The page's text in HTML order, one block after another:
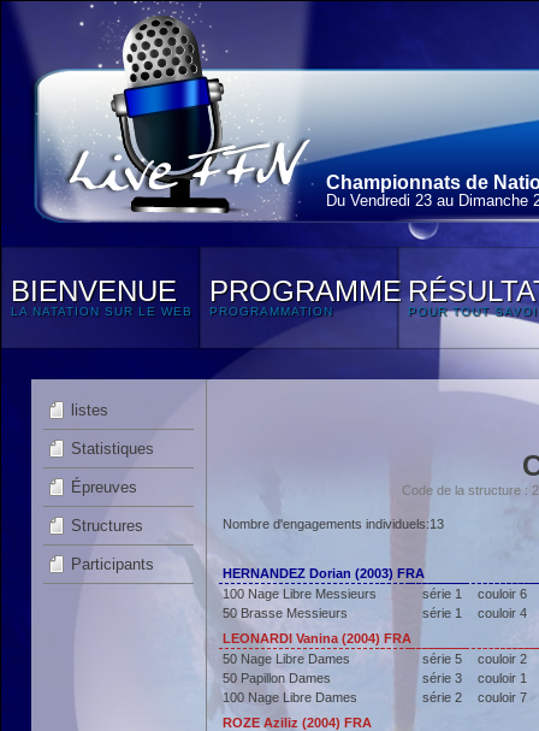
Championnats de
Du Vendredi 23 au Dimanche
BIENVENUE
LA NATATION SUR LE WEB
PROGRAMME
PROGRAMMATION POUR TOUT
listes
Statistiques
Épreuves
Structures
Participants
Code de la structure :
Nombre d'engagements individuels:13
HERNANDEZ Dorian (2003) FRA
100 Nage Libre Messieurs
série 1
couloir 6
50 Brasse Messieurs
série 1
couloir 4
LEONARDI Vanina (2004) FRA
50 Nage Libre Dames
série 5
couloir 2
50 Papillon Dames
série 3
couloir 1
100 Nage Libre Dames
série 2
couloir 7
ROZE Aziliz (2004) FRA